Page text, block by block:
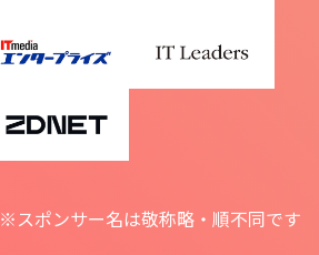
※スポンサー名は敬称略・順不同です